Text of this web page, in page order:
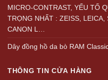
MICRO-CONTRAST, YẾU TỐ
TRỌNG NHẤT : ZEISS, LEICA,
CANON L…
Dây đồng hồ da bò RAM
THÔNG TIN CỬA HÀNG